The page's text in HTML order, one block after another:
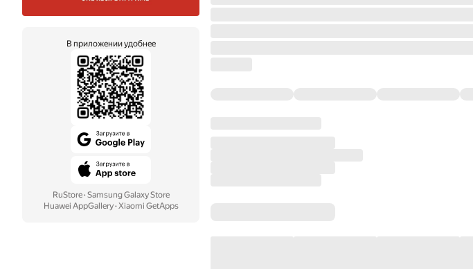
В приложении удобнее
RuStore· Samsung Galaxy Store
Huawei AppGallery· Xiaomi GetApps